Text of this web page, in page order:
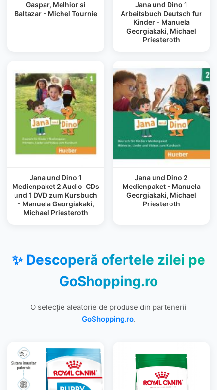
Gaspar, Melhior si
Baltazar - Michel Tournie
Jana und Dino 1
Arbeitsbuch Deutsch fur
Kinder - Manuela
Georgiakaki, Michael
Priesteroth
Jana und Dino 1
Medienpaket 2 Audio-CDs
und 1 DVD zum Kursbuch
- Manuela Georgiakaki,
Michael Priesteroth
Jana und Dino 2
Medienpaket - Manuela
Georgiakaki, Michael
Priesteroth
✨ Descoperă ofertele zilei pe
GoShopping.ro
O selecție aleatorie de produse din partenerii
GoShopping.ro.